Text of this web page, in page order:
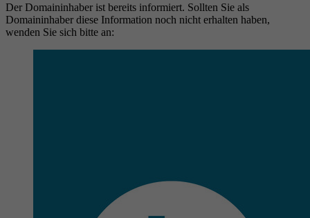
Der Domaininhaber ist bereits informiert. Sollten Sie als
Domaininhaber diese Information noch nicht erhalten haben,
wenden Sie sich bitte an: